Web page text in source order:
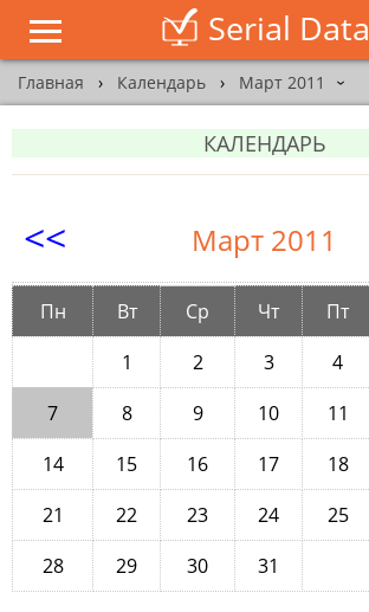
Serial Data
Главная › Календарь › Март 2011 ›
КАЛЕНДАРЬ
<< Март 2011
Пн Вт Ср Чт Пт
1
2 3 4
7
8 9 10 11
14
15 16 17 18
21
22 23 24 25
28
29 30 31